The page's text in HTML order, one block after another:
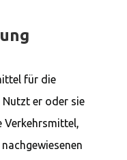
für die
Nutzt er oder sie
Verkehrsmittel,